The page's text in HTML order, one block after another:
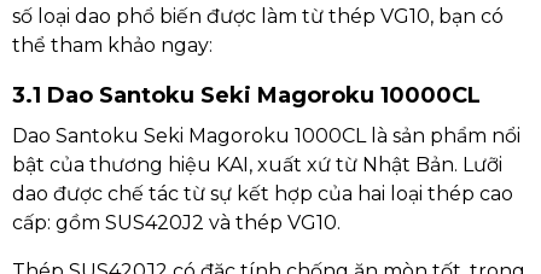
số loại dao phổ biến được làm từ thép VG10, bạn có
thể tham khảo ngay:
3.1 Dao Santoku Seki Magoroku 10000CL
Dao Santoku Seki Magoroku 1000CL là sản phẩm nổi
bật của thương hiệu KAI, xuất xứ từ Nhật Bản. Lưỡi
dao được chế tác từ sự kết hợp của hai loại thép cao
cấp: gồm SUS420J2 và thép VG10.